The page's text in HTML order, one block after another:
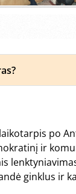
po
ir
ginklus ir